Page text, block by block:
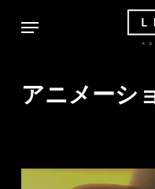
content
Menu
アニメーシ